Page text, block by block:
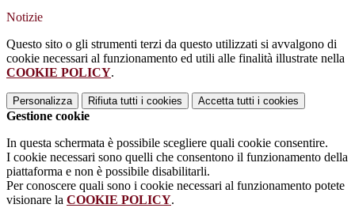
Notizie
Questo sito o gli strumenti terzi da questo utilizzati si avvalgono di
cookie necessari al funzionamento ed utili alle finalità illustrate nella
COOKIE POLICY.
Personalizza Rifiuta tutti i cookies Accetta tutti i cookies
Gestione cookie
In questa schermata è possibile scegliere quali cookie consentire.
I cookie necessari sono quelli che consentono il funzionamento della
piattaforma e non è possibile disabilitarli.
Per conoscere quali sono i cookie necessari al funzionamento potete
visionare la COOKIE POLICY.